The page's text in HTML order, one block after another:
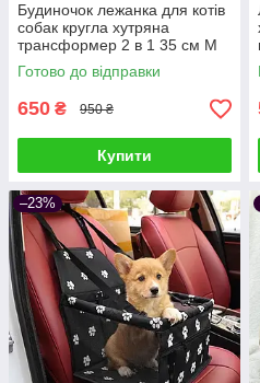
Будиночок лежанка для котів
собак кругла хутряна
трансформер 2 в 1 35 см M
Готово до відправки
650 ₴ 950 ₴
Купити
–23%